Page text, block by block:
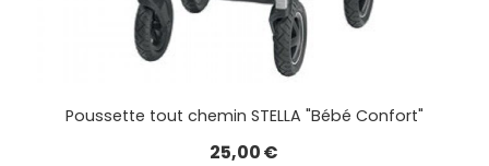
Poussette tout chemin STELLA "Bébé Confort"
25,00€